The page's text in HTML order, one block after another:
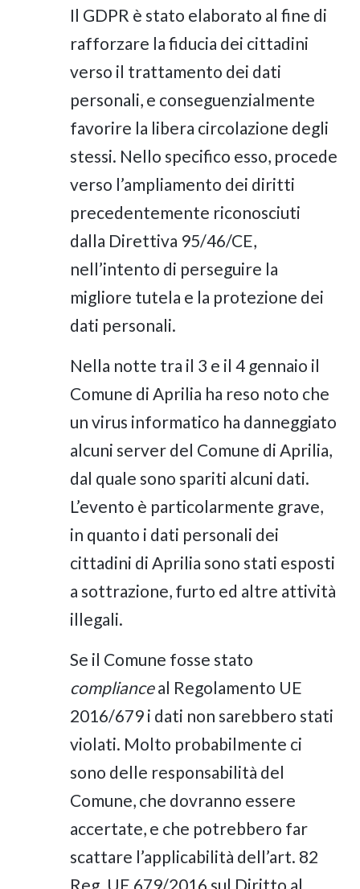
Il GDPR è stato elaborato al fine di
rafforzare la fiducia dei cittadini
verso il trattamento dei dati
personali, e conseguenzialmente
favorire la libera circolazione degli
stessi. Nello specifico esso, procede
verso l’ampliamento dei diritti
precedentemente riconosciuti
dalla Direttiva 95/46/CE,
nell’intento di perseguire la
migliore tutela e la protezione dei
dati personali.
Nella notte tra il 3 e il 4 gennaio il
Comune di Aprilia ha reso noto che
un virus informatico ha danneggiato
alcuni server del Comune di Aprilia,
dal quale sono spariti alcuni dati.
L’evento è particolarmente grave,
in quanto i dati personali dei
cittadini di Aprilia sono stati esposti
a sottrazione, furto ed altre attività
illegali.
Se il Comune fosse stato
complianceal Regolamento UE
2016/679 i dati non sarebbero stati
violati. Molto probabilmente ci
sono delle responsabilità del
Comune, che dovranno essere
accertate, e che potrebbero far
scattare l’applicabilità dell’art. 82
Reg. UE 679/2016 sul Diritto al